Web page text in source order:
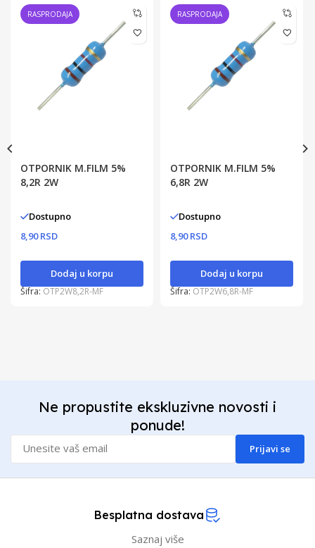
RASPRODAJA
OTPORNIK M.FILM 5%
8,2R 2W
Dostupno
8,90 RSD
Dodaj u korpu
Šifra: OTP2W8,2R-MF
RASPRODAJA
OTPORNIK M.FILM 5%
6,8R 2W
Dostupno
8,90 RSD
Dodaj u korpu
Šifra: OTP2W6,8R-MF
Ne propustite ekskluzivne novosti i
ponude!
Prijavi se
Besplatna dostava
Saznaj više